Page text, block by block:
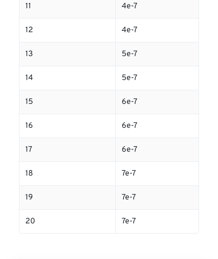
11 4e-7
12 4e-7
13 5e-7
14 5e-7
15 6e-7
16 6e-7
17 6e-7
18 7e-7
19 7e-7
20 7e-7